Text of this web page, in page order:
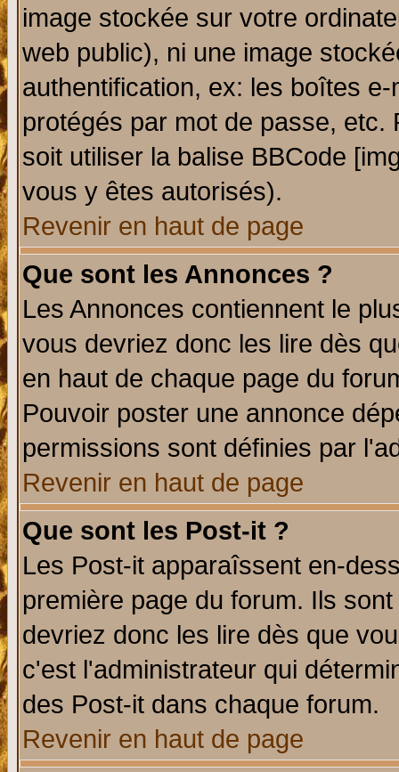
image stockée sur votre
web public), ni une image
authentification, ex: les boîtes
protégés par mot de passe,
soit utiliser la balise BBCode
vous y êtes autorisés).
Revenir en haut de page
Que sont les Annonces ?
Les Annonces contiennent le
vous devriez donc les lire dès
en haut de chaque page du
Pouvoir poster une annonce
permissions sont définies par
Revenir en haut de page
Que sont les Post-it ?
Les Post-it apparaîssent en-
première page du forum. Ils
devriez donc les lire dès que
c'est l'administrateur qui
des Post-it dans chaque forum.
Revenir en haut de page